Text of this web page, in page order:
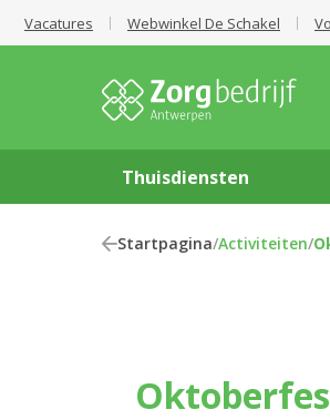
Vacatures Webwinkel De Schakel
Thuisdiensten
Startpagina/Activiteiten/